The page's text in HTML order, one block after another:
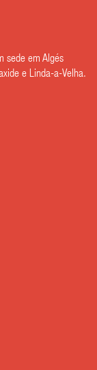
sede em Algés
e Linda-a-Velha.